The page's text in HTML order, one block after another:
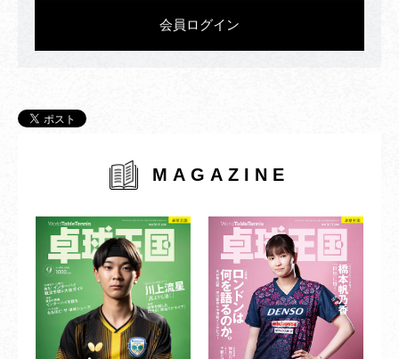
会員ログイン
MAGAZINE